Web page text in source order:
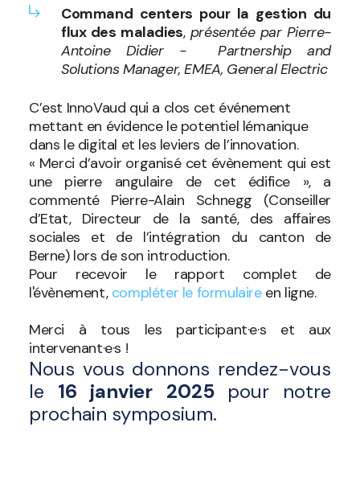
Command centers pour la gestion du
flux des maladies, présentée par Pierre-
Antoine Didier - Partnership and
Solutions Manager, EMEA, General Electric
C’est InnoVaud qui a clos cet événement
mettant en évidence le potentiel lémanique
dans le digital et les leviers de l’innovation.
« Merci d’avoir organisé cet évènement qui est
une pierre angulaire de cet édifice », a
commenté Pierre-Alain Schnegg (Conseiller
d’Etat, Directeur de la santé, des affaires
sociales et de l’intégration du canton de
Berne) lors de son introduction.
Pour recevoir le rapport complet de
l'évènement, compléter le formulaire en ligne.
Merci à tous les participant·e·s et aux
intervenant·e·s !
Nous vous donnons rendez-vous
le 16 janvier 2025pour notre
prochain symposium.